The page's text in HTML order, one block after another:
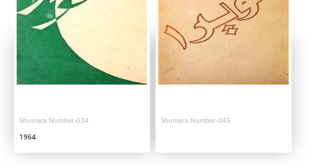
Shumara Number-034
1964
Shumara Number-045